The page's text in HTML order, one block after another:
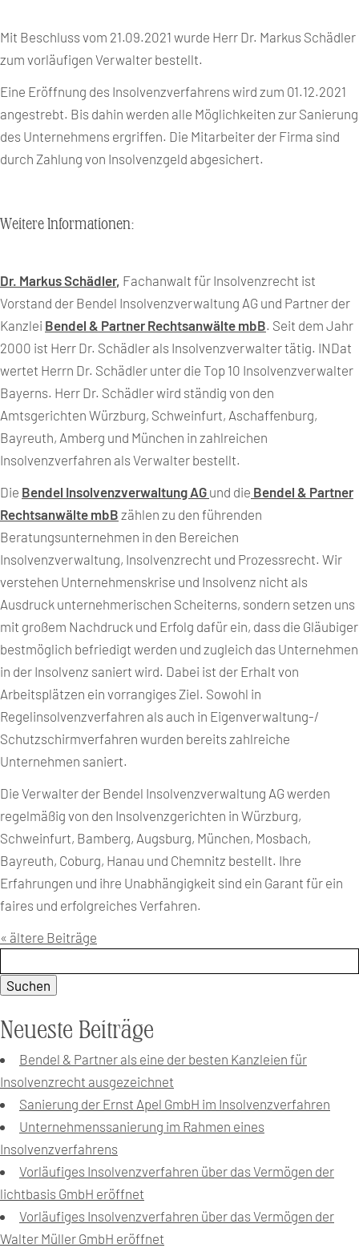
Mit Beschluss vom 21.09.2021 wurde Herr Dr. Markus Schädler
zum vorläufigen Verwalter bestellt.
Eine Eröffnung des Insolvenzverfahrens wird zum 01.12.2021
angestrebt. Bis dahin werden alle Möglichkeiten zur Sanierung
des Unternehmens ergriffen. Die Mitarbeiter der Firma sind
durch Zahlung von Insolvenzgeld abgesichert.
Weitere Informationen:
Dr. Markus Schädler, Fachanwalt für Insolvenzrecht ist
Vorstand der Bendel Insolvenzverwaltung AG und Partner der
Kanzlei Bendel & Partner Rechtsanwälte mbB. Seit dem Jahr
2000 ist Herr Dr. Schädler als Insolvenzverwalter tätig. INDat
wertet Herrn Dr. Schädler unter die Top 10 Insolvenzverwalter
Bayerns. Herr Dr. Schädler wird ständig von den
Amtsgerichten Würzburg, Schweinfurt, Aschaffenburg,
Bayreuth, Amberg und München in zahlreichen
Insolvenzverfahren als Verwalter bestellt.
Die Bendel Insolvenzverwaltung AG und die Bendel & Partner
Rechtsanwälte mbB zählen zu den führenden
Beratungsunternehmen in den Bereichen
Insolvenzverwaltung, Insolvenzrecht und Prozessrecht. Wir
verstehen Unternehmenskrise und Insolvenz nicht als
Ausdruck unternehmerischen Scheiterns, sondern setzen uns
mit großem Nachdruck und Erfolg dafür ein, dass die Gläubiger
bestmöglich befriedigt werden und zugleich das Unternehmen
in der Insolvenz saniert wird. Dabei ist der Erhalt von
Arbeitsplätzen ein vorrangiges Ziel. Sowohl in
Regelinsolvenzverfahren als auch in Eigenverwaltung-/
Schutzschirmverfahren wurden bereits zahlreiche
Unternehmen saniert.
Die Verwalter der Bendel Insolvenzverwaltung AG werden
regelmäßig von den Insolvenzgerichten in Würzburg,
Schweinfurt, Bamberg, Augsburg, München, Mosbach,
Bayreuth, Coburg, Hanau und Chemnitz bestellt. Ihre
Erfahrungen und ihre Unabhängigkeit sind ein Garant für ein
faires und erfolgreiches Verfahren.
« ältere Beiträge
Neueste Beiträge
Bendel & Partner als eine der besten Kanzleien für
Insolvenzrecht ausgezeichnet
Sanierung der Ernst Apel GmbH im Insolvenzverfahren
Unternehmenssanierung im Rahmen eines
Insolvenzverfahrens
Vorläufiges Insolvenzverfahren über das Vermögen der
lichtbasis GmbH eröffnet
Vorläufiges Insolvenzverfahren über das Vermögen der
Walter Müller GmbH eröffnet